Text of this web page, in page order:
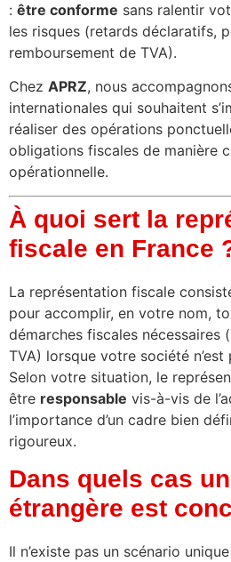
: être conforme sans ralentir
les risques (retards déclaratifs,
remboursement de TVA).
Chez APRZ, nous
internationales qui souhaitent
réaliser des opérations
obligations fiscales de manière
opérationnelle.
À quoi sert la
fiscale en France
La représentation fiscale
pour accomplir, en votre nom,
démarches fiscales nécessaires
TVA) lorsque votre société n’est
Selon votre situation, le
être responsable vis-à-vis de
l’importance d’un cadre bien
rigoureux.
Dans quels cas
étrangère est
Il n’existe pas un scénario